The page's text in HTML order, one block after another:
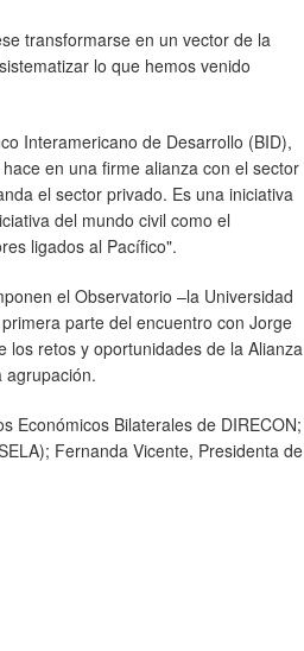
transformarse en un vector de la
lo que hemos venido
Interamericano de Desarrollo (BID),
en una firme alianza con el sector
el sector privado. Es una iniciativa
del mundo civil como el
ligados al Pacífico".
el Observatorio –la Universidad
parte del encuentro con Jorge
los retos y oportunidades de la Alianza
agrupación.
Económicos Bilaterales de DIRECON;
Fernanda Vicente, Presidenta de